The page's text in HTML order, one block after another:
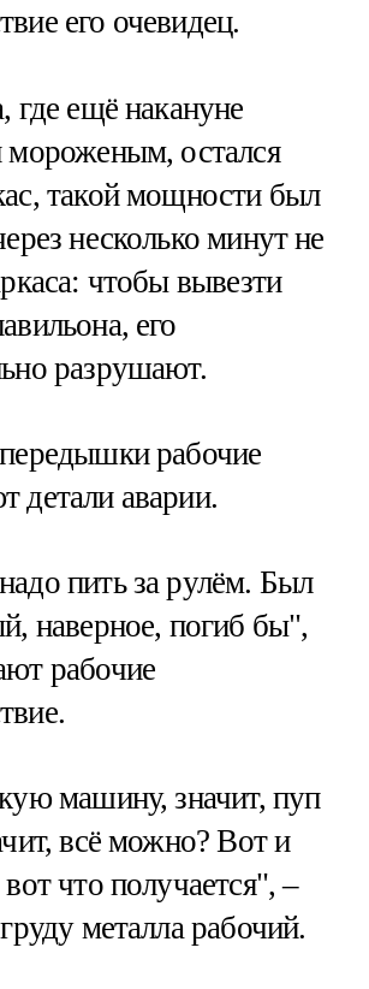
его очевидец.
где ещё накануне
мороженым, остался
такой мощности был
несколько минут не
чтобы вывезти
его
разрушают.
рабочие
детали аварии.
пить за рулём. Был
наверное, погиб бы",
рабочие
машину, значит, пуп
всё можно? Вот и
что получается", –
металла рабочий.